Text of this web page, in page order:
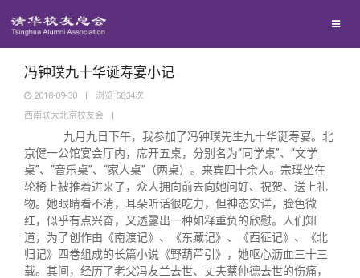
西南联大校友会
捐赠项目
捐赠新闻
捐赠纪事
媒体平台
《清华校友通讯》
《水木清华》
百年清华
清华人物
校友服务
冯钟璞九十华诞寿宴小记
2018-09-30 | 浏览 5834次
西南联大北京校友会
|
九月九日下午，我参加了冯钟璞先生九十华诞寿宴。北
京健一公馆宴会厅内，席开五桌，分别名为“同学桌”、“文学
桌”、“音乐桌”、“家人桌”（两桌）。来宾四十余人。宗璞坐在
轮椅上被推着进来了，众人拥向前去向她问好、祝贺、送上礼
物。她眼睛看不清，耳朵听话很吃力，但神态安详，脸色微
红，似乎有点兴奋，又透露出一种如释重负的欣慰。人们知
道，为了创作由《南渡记》、《东藏记》、《西征记》、《北
归记》四卷组成的长篇小说《野葫芦引》，她呕心沥血三十三
载。其间，经历了老父冯友兰去世、丈夫蔡仲德去世的伤痛，